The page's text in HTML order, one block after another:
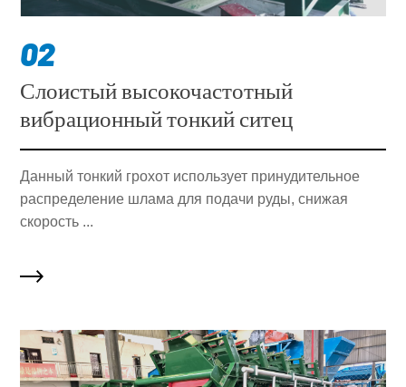
02
Слоистый высокочастотный
вибрационный тонкий ситец
Данный тонкий грохот использует принудительное
распределение шлама для подачи руды, снижая
скорость ...